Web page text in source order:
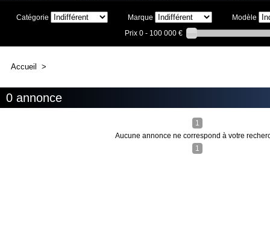
Catégorie Marque
Modèle
Prix 0 - 100 000 €
Accueil >
0 annonce
1
Aucune annonce ne correspond à votre
1